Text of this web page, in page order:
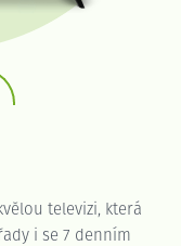
televizi, která
i se 7 denním